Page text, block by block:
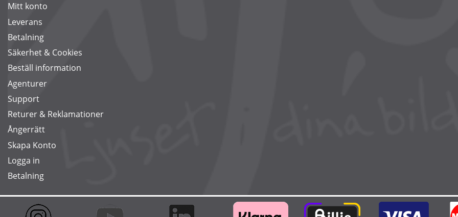
Mitt konto
Leverans
Betalning
Säkerhet & Cookies
Beställ information
Agenturer
Support
Returer & Reklamationer
Ångerrätt
Skapa Konto
Logga in
Betalning